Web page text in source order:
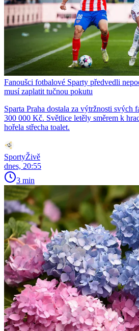
Fanoušci fotbalové Sparty předvedli
musí zaplatit tučnou pokutu
Sparta Praha dostala za výtržnosti svých
300 000 Kč. Světlice letěly směrem k
hořela střecha toalet.
SportyŽivě
dnes, 20:55
3 min